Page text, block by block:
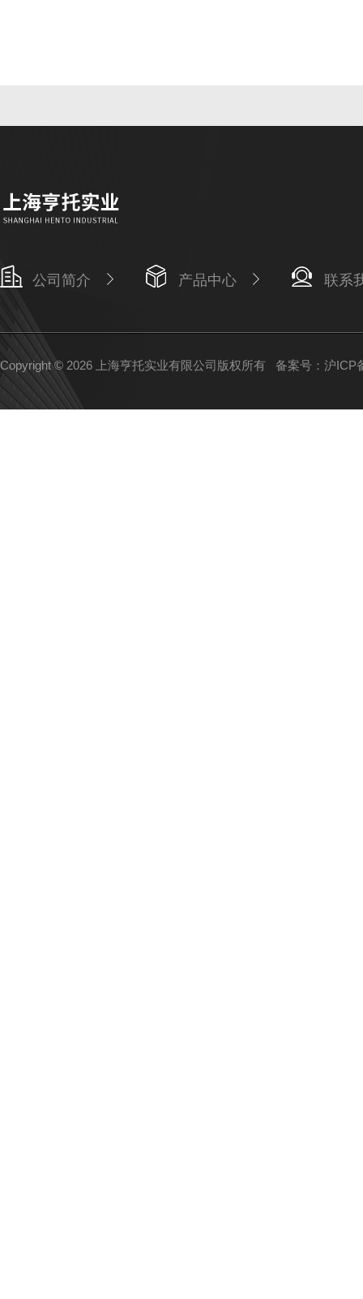
公司简介 产品中心 联系
Copyright © 2026 上海亨托实业有限公司版权所有 备案号：沪ICP